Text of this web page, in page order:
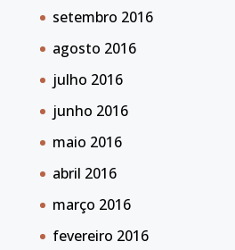
setembro 2016
agosto 2016
julho 2016
junho 2016
maio 2016
abril 2016
março 2016
fevereiro 2016